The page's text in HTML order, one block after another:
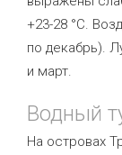
+23-28 °С.
по декабрь).
и март.
Водный
На островах